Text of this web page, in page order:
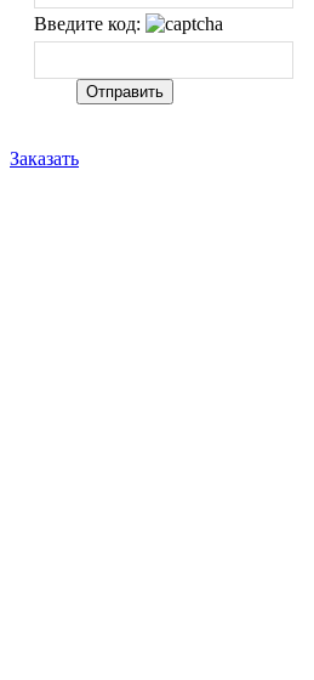
Введите код:
Заказать